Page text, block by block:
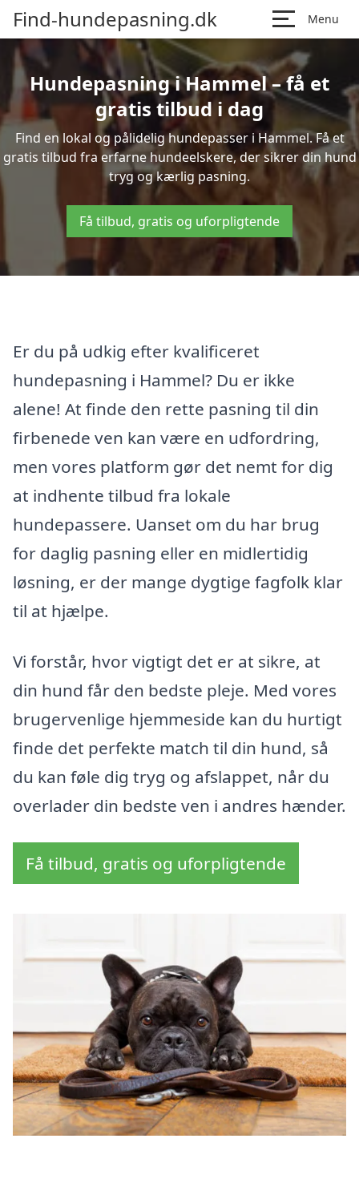
Find-hundepasning.dk Menu
Hundepasning i Hammel – få et
gratis tilbud i dag
Find en lokal og pålidelig hundepasser i Hammel. Få et
gratis tilbud fra erfarne hundeelskere, der sikrer din hund
tryg og kærlig pasning.
Få tilbud, gratis og uforpligtende
Er du på udkig efter kvalificeret
hundepasning i Hammel? Du er ikke
alene! At finde den rette pasning til din
firbenede ven kan være en udfordring,
men vores platform gør det nemt for dig
at indhente tilbud fra lokale
hundepassere. Uanset om du har brug
for daglig pasning eller en midlertidig
løsning, er der mange dygtige fagfolk klar
til at hjælpe.
Vi forstår, hvor vigtigt det er at sikre, at
din hund får den bedste pleje. Med vores
brugervenlige hjemmeside kan du hurtigt
finde det perfekte match til din hund, så
du kan føle dig tryg og afslappet, når du
overlader din bedste ven i andres hænder.
Få tilbud, gratis og uforpligtende